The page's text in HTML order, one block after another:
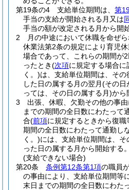
第19条の4
支給単位期間は、 第
手当の支給が開始される月又は
手当の額が改定される月から開
2
月の中途において休職を命ぜ
休業法第2条の規定により育児
場合であって、これらの期間が
ったとき(次項に規定する場合
く。)は、支給単位期間は、そ
した日の属する月の翌月(その日
っては、その日の属する月)から
3
出張、休暇、欠勤その他の事
までの期間の全日数にわたって
合(前項に規定するときから復
期間の全日数にわたって通勤し
く。)には、支給単位期間は、
った日の属する月から開始する。
(支給できない場合)
第20条
条例第12条第1項の職員
の事由により、支給単位期間等
末日までの期間の全日数にわた